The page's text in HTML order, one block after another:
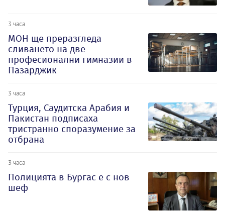
3 часа
МОН ще преразгледа
сливането на две
професионални гимназии в
Пазарджик
3 часа
Турция, Саудитска Арабия и
Пакистан подписаха
тристранно споразумение за
отбрана
3 часа
Полицията в Бургас е с нов
шеф